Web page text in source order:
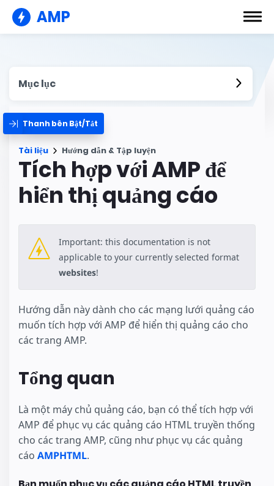
AMP
Mục lục
Thanh bên Bật/Tắt
Tài liệu Hướng dẫn & Tập luyện
Tích hợp với AMP để
hiển thị quảng cáo
Important: this documentation is not
applicable to your currently selected format
websites!
Hướng dẫn này dành cho các mạng lưới quảng cáo
muốn tích hợp với AMP để hiển thị quảng cáo cho
các trang AMP.
Tổng quan
Là một máy chủ quảng cáo, bạn có thể tích hợp với
AMP để phục vụ các quảng cáo HTML truyền thống
cho các trang AMP, cũng như phục vụ các quảng
cáo AMPHTML.